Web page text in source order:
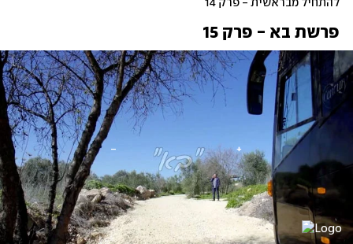
להתחיל מבראשית - פרק 14
פרשת בא - פרק 15